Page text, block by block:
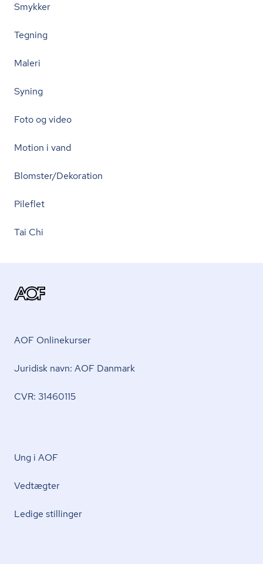
Smykker
Tegning
Maleri
Syning
Foto og video
Motion i vand
Blomster/Dekoration
Pileflet
Tai Chi
AOF Onlinekurser
Juridisk navn: AOF Danmark
CVR: 31460115
Ung i AOF
Vedtægter
Ledige stillinger